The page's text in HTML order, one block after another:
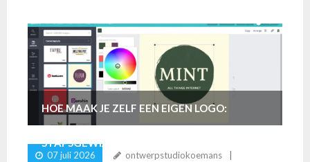
HOE MAAK JE ZELF EEN EIGEN LOGO:
STAPSGEWIJZE GIDS
07 juli 2026 ontwerpstudiokoemans